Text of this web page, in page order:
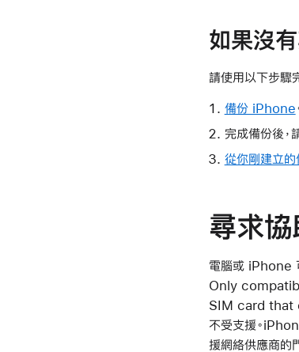
如果沒
請使用以下步驟
備份 iPhone
完成備份後，
從你剛建立
尋求協
電腦或
Only
SIM card that
不受支援。
援網絡供應商的